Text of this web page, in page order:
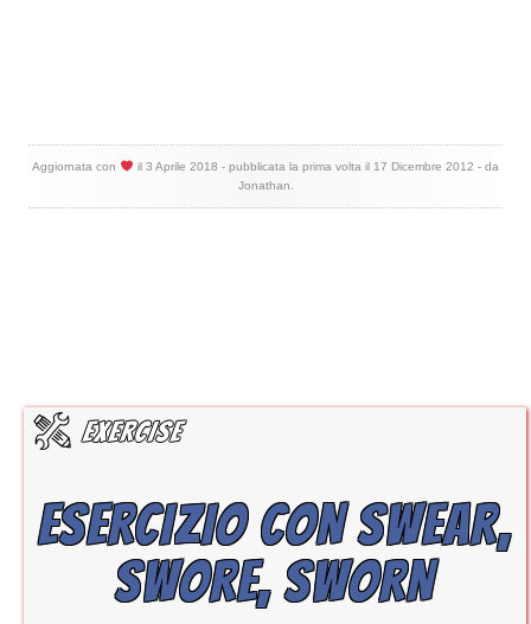
Aggiornata con il 3 Aprile 2018 - pubblicata la prima volta il 17 Dicembre 2012 - da
Jonathan
ESERCIZIO CON SWEAR,
SWORE, SWORN